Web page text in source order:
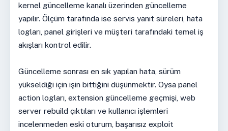
kernel güncelleme kanalı üzerinden güncelleme
yapılır. Ölçüm tarafında ise servis yanıt süreleri, hata
logları, panel girişleri ve müşteri tarafındaki temel iş
akışları kontrol edilir.
Güncelleme sonrası en sık yapılan hata, sürüm
yükseldiği için işin bittiğini düşünmektir. Oysa panel
action logları, extension güncelleme geçmişi, web
server rebuild çıktıları ve kullanıcı işlemleri
incelenmeden eski oturum, başarısız exploit